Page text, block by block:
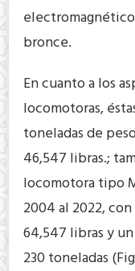
bronce.
En cuanto a los
locomotoras,
toneladas de
46,547 libras.;
locomotora tipo
2004 al 2022,
64,547 libras y
230 toneladas